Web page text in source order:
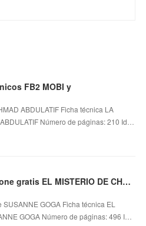
FB2 MOBI y
ABDULATIF Ficha técnica LA
Número de páginas: 210 Id…
Descargar Ibooks para iPhone gratis EL MISTERIO DE CHALK HILL
GOGA Ficha técnica EL
GOGA Número de páginas: 496 I…